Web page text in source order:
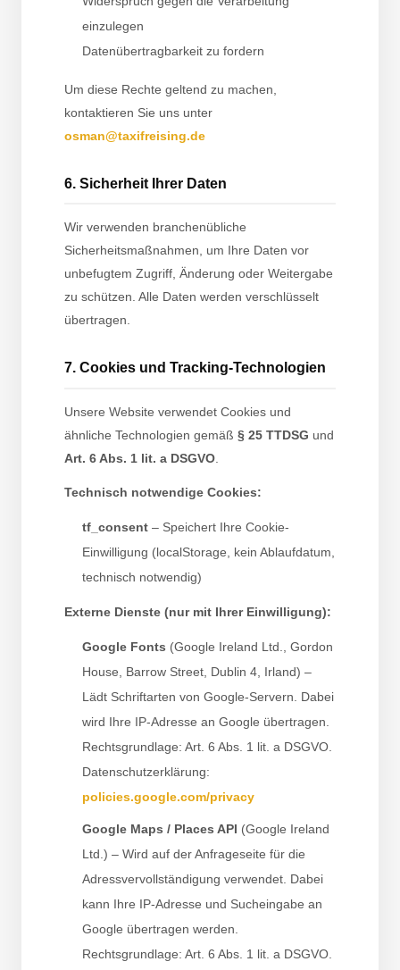
einzulegen
Datenübertragbarkeit zu fordern
Um diese Rechte geltend zu machen,
kontaktieren Sie uns unter
osman@taxifreising.de
6. Sicherheit Ihrer Daten
Wir verwenden branchenübliche
Sicherheitsmaßnahmen, um Ihre Daten vor
unbefugtem Zugriff, Änderung oder Weitergabe
zu schützen. Alle Daten werden verschlüsselt
übertragen.
7. Cookies und Tracking-Technologien
Unsere Website verwendet Cookies und
ähnliche Technologien gemäß § 25 TTDSG und
Art. 6 Abs. 1 lit. a DSGVO
Technisch notwendige Cookies:
tf_consent – Speichert Ihre Cookie-
Einwilligung (localStorage, kein Ablaufdatum,
technisch notwendig)
Externe Dienste (nur mit Ihrer Einwilligung):
Google Fonts (Google Ireland Ltd., Gordon
House, Barrow Street, Dublin 4, Irland) –
Lädt Schriftarten von Google-Servern. Dabei
wird Ihre IP-Adresse an Google übertragen.
Rechtsgrundlage: Art. 6 Abs. 1 lit. a DSGVO.
Datenschutzerklärung:
policies.google.com/privacy
Google Maps / Places API (Google Ireland
Ltd.) – Wird auf der Anfrageseite für die
Adressvervollständigung verwendet. Dabei
kann Ihre IP-Adresse und Sucheingabe an
Google übertragen werden.
Rechtsgrundlage: Art. 6 Abs. 1 lit. a DSGVO.